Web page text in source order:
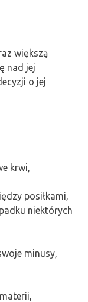
większą
nad jej
o jej
krwi,
posiłkami,
niektórych
minusy,